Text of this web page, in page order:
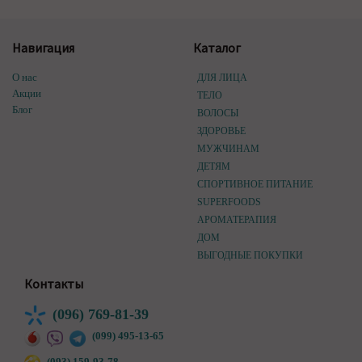
Навигация
О нас
Акции
Блог
Каталог
ДЛЯ ЛИЦА
ТЕЛО
ВОЛОСЫ
ЗДОРОВЬЕ
МУЖЧИНАМ
ДЕТЯМ
СПОРТИВНОЕ ПИТАНИЕ
SUPERFOODS
АРОМАТЕРАПИЯ
ДОМ
ВЫГОДНЫЕ ПОКУПКИ
Контакты
(096) 769-81-39
(099) 495-13-65